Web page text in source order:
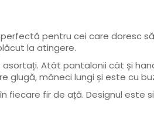
pentru cei care doresc
la atingere.
Atât pantalonii cât și
glugă, mâneci lungi și este cu
fir de ață. Designul este